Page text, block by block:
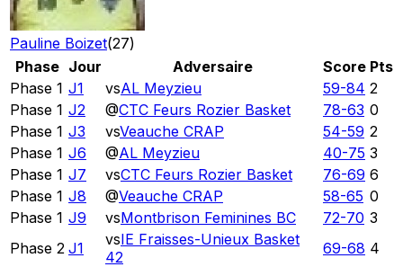
Pauline Boizet(27)
Phase Jour Adversaire Score Pts
Phase 1 J1 vsAL Meyzieu 59-84 2
Phase 1 J2 @CTC Feurs Rozier Basket 78-63 0
Phase 1 J3 vsVeauche CRAP 54-59 2
Phase 1 J6 @AL Meyzieu 40-75 3
Phase 1 J7 vsCTC Feurs Rozier Basket 76-69 6
Phase 1 J8 @Veauche CRAP 58-65 0
Phase 1 J9 vsMontbrison Feminines BC 72-70 3
Phase 2 J1 vsIE Fraisses-Unieux Basket
42
69-68 4